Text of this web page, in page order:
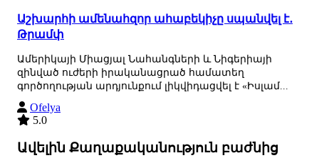
Աշխարհի ամենահզոր ահաբեկիչը սպանվել է․
Թրամփ
Ամերիկայի Միացյալ Նահանգների և Նիգերիայի
զինված ուժերի իրականացրած համատեղ
գործողության արդյունքում լիկվիդացվել է «Իսլամ...
Ofelya
5.0
Ավելին Քաղաքականություն բաժնից